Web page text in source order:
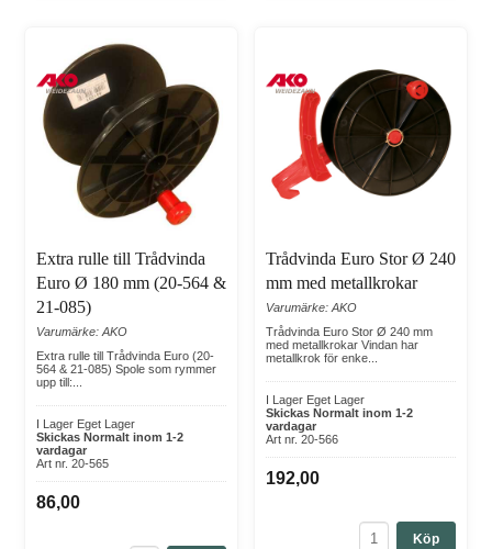
Extra rulle till Trådvinda
Euro Ø 180 mm (20-564 &
21-085)
Varumärke: AKO
Extra rulle till Trådvinda Euro (20-
564 & 21-085) Spole som rymmer
upp till:...
I Lager Eget Lager
Skickas Normalt inom 1-2
vardagar
Art nr. 20-565
86,00
Trådvinda Euro Stor Ø 240
mm med metallkrokar
Varumärke: AKO
Trådvinda Euro Stor Ø 240 mm
med metallkrokar Vindan har
metallkrok för enke...
I Lager Eget Lager
Skickas Normalt inom 1-2
vardagar
Art nr. 20-566
192,00
Köp